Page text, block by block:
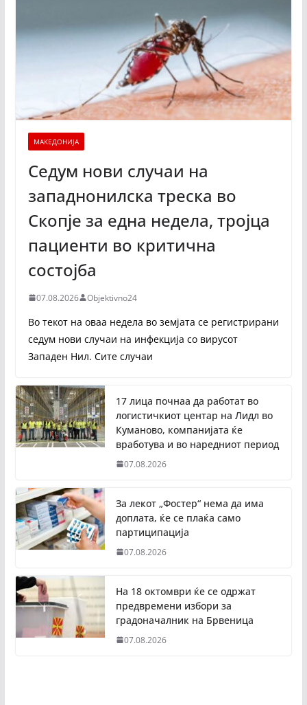
МАКЕДОНИЈА
Седум нови случаи на
западнонилска треска во
Скопје за една недела, тројца
пациенти во критична
состојба
07.08.2026 Objektivno24
Во текот на оваа недела во земјата се регистрирани
седум нови случаи на инфекција со вирусот
Западен Нил. Сите случаи
17 лица почнаа да работат во
логистичкиот центар на Лидл во
Куманово, компанијата ќе
вработува и во наредниот период
07.08.2026
За лекот „Фостер“ нема да има
доплата, ќе се плаќа само
партиципација
07.08.2026
На 18 октомври ќе се одржат
предвремени избори за
градоначалник на Брвеница
07.08.2026